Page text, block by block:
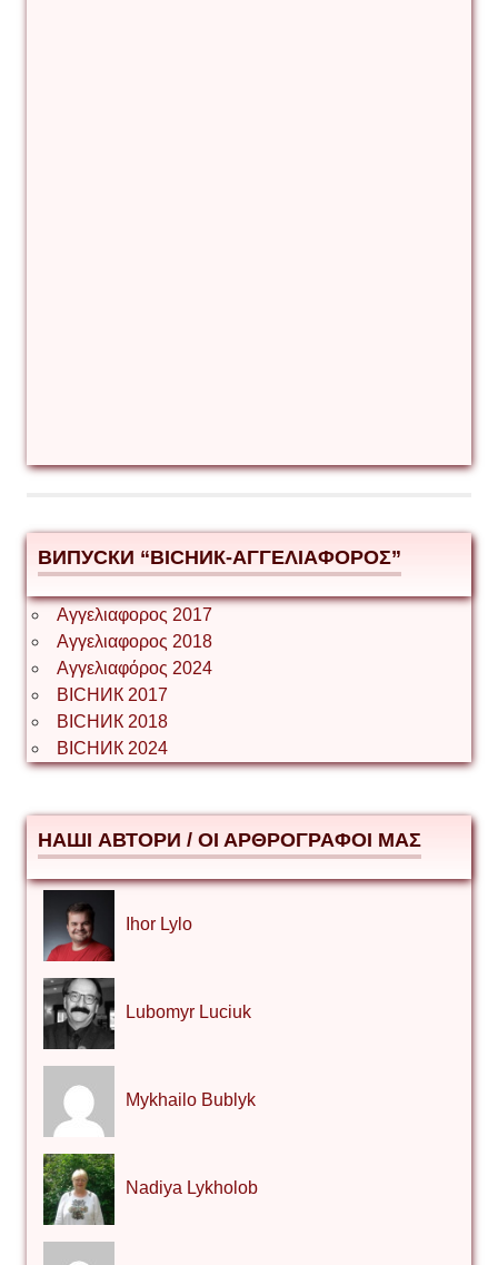
ВИПУСКИ “ВІСНИК-ΑΓΓΕΛΙΑΦΟΡΟΣ”
Αγγελιαφορος 2017
Αγγελιαφορος 2018
Αγγελιαφόρος 2024
ВІСНИК 2017
ВІСНИК 2018
ВІСНИК 2024
НАШІ АВТОРИ / ΟΙ ΑΡΘΡΟΓΡΑΦΟΙ ΜΑΣ
Ihor Lylo
Lubomyr Luciuk
Mykhailo Bublyk
Nadiya Lykholob